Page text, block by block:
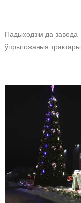
Падыходзім да завода
ўпрыгожаныя трактары.